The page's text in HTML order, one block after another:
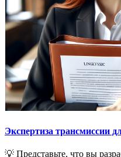
Экспертиза трансмиссии
💡 Представьте, что вы